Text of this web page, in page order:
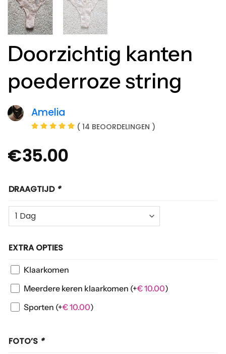
Doorzichtig kanten
poederroze string
Amelia
( 14 BEOORDELINGEN )
€35.00
DRAAGTIJD *
EXTRA OPTIES
Klaarkomen
Meerdere keren klaarkomen (+€10.00)
Sporten (+€10.00)
FOTO’S *